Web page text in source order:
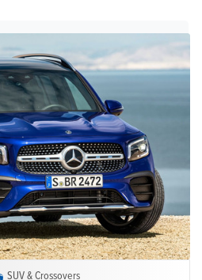
SUV & Crossovers